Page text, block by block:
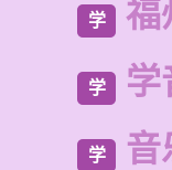
学 福
学 学
学 音